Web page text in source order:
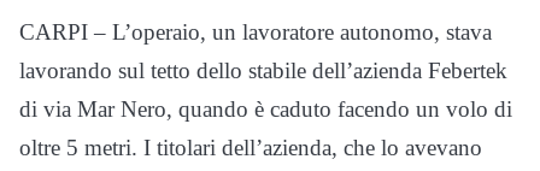
CARPI – L’operaio, un lavoratore autonomo, stava
lavorando sul tetto dello stabile dell’azienda Febertek
di via Mar Nero, quando è caduto facendo un volo di
oltre 5 metri. I titolari dell’azienda, che lo avevano